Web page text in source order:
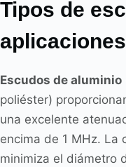
Tipos de
aplicaciones
Escudos de aluminio
poliéster)
una excelente
encima de 1 MHz. La
minimiza el diámetro